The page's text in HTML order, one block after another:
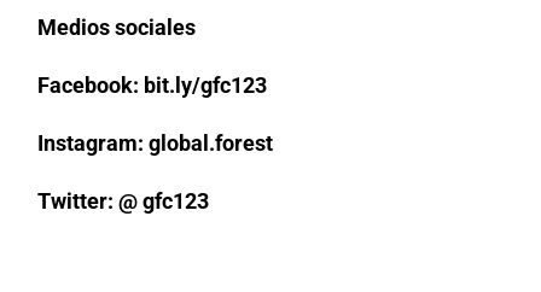
Medios sociales
Facebook: bit.ly/gfc123
Instagram: global.forest
Twitter: @ gfc123